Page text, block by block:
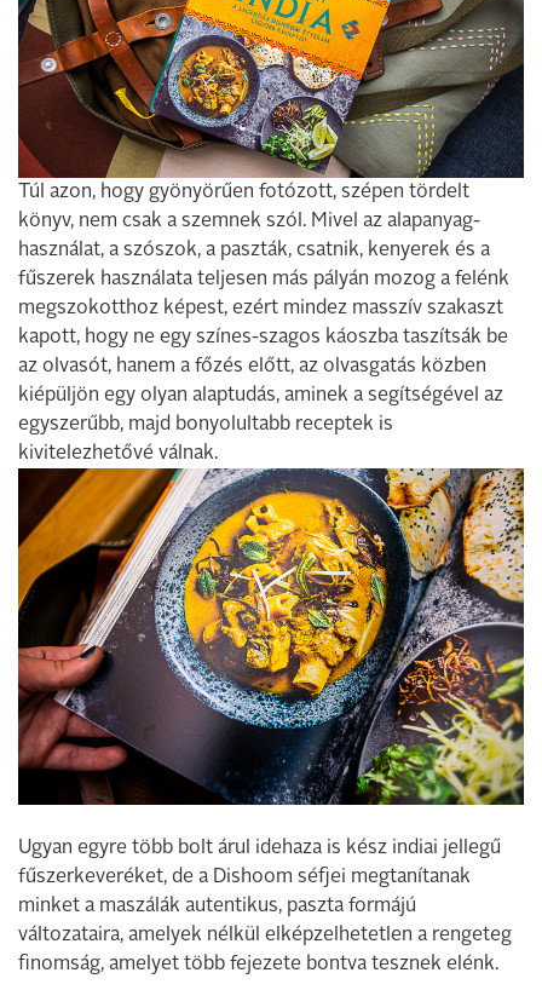
Túl azon, hogy gyönyörűen fotózott, szépen tördelt
könyv, nem csak a szemnek szól. Mivel az alapanyag-
használat, a szószok, a paszták, csatnik, kenyerek és a
fűszerek használata teljesen más pályán mozog a felénk
megszokotthoz képest, ezért mindez masszív szakaszt
kapott, hogy ne egy színes-szagos káoszba taszítsák be
az olvasót, hanem a főzés előtt, az olvasgatás közben
kiépüljön egy olyan alaptudás, aminek a segítségével az
egyszerűbb, majd bonyolultabb receptek is
kivitelezhetővé válnak.
Ugyan egyre több bolt árul idehaza is kész indiai jellegű
fűszerkeveréket, de a Dishoom séfjei megtanítanak
minket a maszálák autentikus, paszta formájú
változataira, amelyek nélkül elképzelhetetlen a rengeteg
finomság, amelyet több fejezete bontva tesznek elénk.